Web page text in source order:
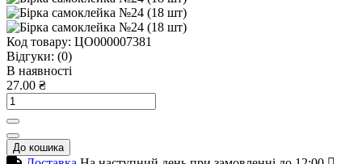
Код товару: ЦО000007381
Відгуки: (0)
В наявності
27.00 ₴
До кошика